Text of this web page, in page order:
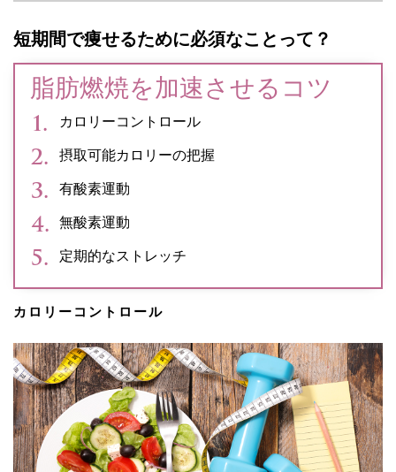
短期間で痩せるために必須なことって？
脂肪燃焼を加速させるコツ
カロリーコントロール
摂取可能カロリーの把握
有酸素運動
無酸素運動
定期的なストレッチ
カロリーコントロール